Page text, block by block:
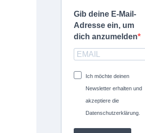
Gib deine E-Mail-
Adresse ein, um
dich anzumelden
Ich möchte deinen
Newsletter erhalten und
akzeptiere die
Datenschutzerklärung.